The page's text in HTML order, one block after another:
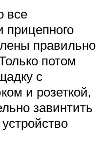
все
прицепного
правильно
потом
с
и розеткой,
завинтить